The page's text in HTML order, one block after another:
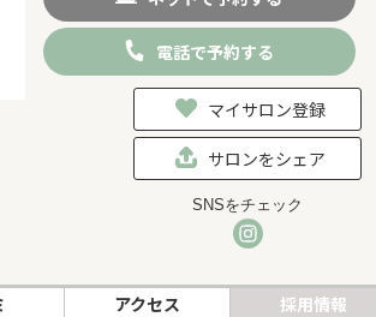
電話で予約する
マイサロン登録
サロンをシェア
SNSをチェック
アクセス 採用情報